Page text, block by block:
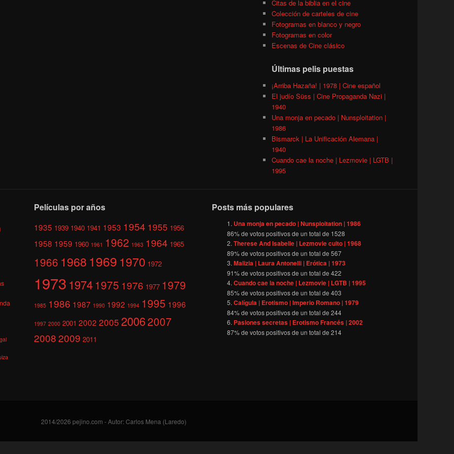
Citas de la biblia en el cine
Colección de carteles de cine
Fotogramas en blanco y negro
Fotogramas en color
Escenas de Cine clásico
Últimas pelis puestas
¡Arriba Hazaña! | 1978 | Cine español
El judío Süss | Cine Propaganda Nazi |
1940
Una monja en pecado | Nunsploitation |
1986
Bismarck | La Unificación Alemana |
1940
Cuando cae la noche | Lezmovie | LGTB |
1995
Películas por años
1935 1939 1940 1941 1953 1954 1955 1956
1958 1959 1960 1961 1962 1963 1964 1965
1966 1968 1969 1970 1972
1973 1974 1975 1976 1977 1979
1985 1986 1987 1990 1992 1994 1995 1996
1997 2000 2001 2002 2005 20062007
20082009 2011
Posts más populares
Una monja en pecado | Nunsploitation | 1986
86% de votos positivos de un total de 1528
Therese And Isabelle | Lezmovie culto | 1968
89% de votos positivos de un total de567
Malizia | Laura Antonelli | Erótica | 1973
91% de votos positivos de un total de422
Cuando cae la noche | Lezmovie | LGTB | 1995
85% de votos positivos de un total de403
Calígula | Erotismo | Imperio Romano | 1979
84% de votos positivos de un total de244
Pasiones secretas | Erotismo Francés | 2002
87% de votos positivos de un total de214
2014/2026 pejino.com - Autor: Carlos Mena (Laredo)